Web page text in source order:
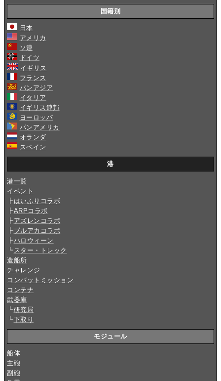
国籍別
日本
アメリカ
ソ連
ドイツ
イギリス
フランス
パンアジア
イタリア
イギリス連邦
ヨーロッパ
パンアメリカ
オランダ
スペイン
港
港一覧
イベント
┣はいふりコラボ
┣ARPコラボ
┣アズレンコラボ
┣ブルアカコラボ
┣ハロウィーン
┗ スター・トレック
造船所
チャレンジ
コンバットミッション
コンテナ
武器庫
┗研究局
┗下取り
モジュール
船体
主砲
副砲